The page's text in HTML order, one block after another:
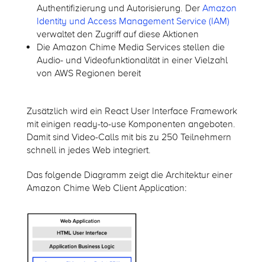
Authentifizierung und Autorisierung. Der Amazon
Identity und Access Management Service (IAM)
verwaltet den Zugriff auf diese Aktionen
Die Amazon Chime Media Services stellen die
Audio- und Videofunktionalität in einer Vielzahl
von AWS Regionen bereit
Zusätzlich wird ein React User Interface Framework
mit einigen ready-to-use Komponenten angeboten.
Damit sind Video-Calls mit bis zu 250 Teilnehmern
schnell in jedes Web integriert.
Das folgende Diagramm zeigt die Architektur einer
Amazon Chime Web Client Application: